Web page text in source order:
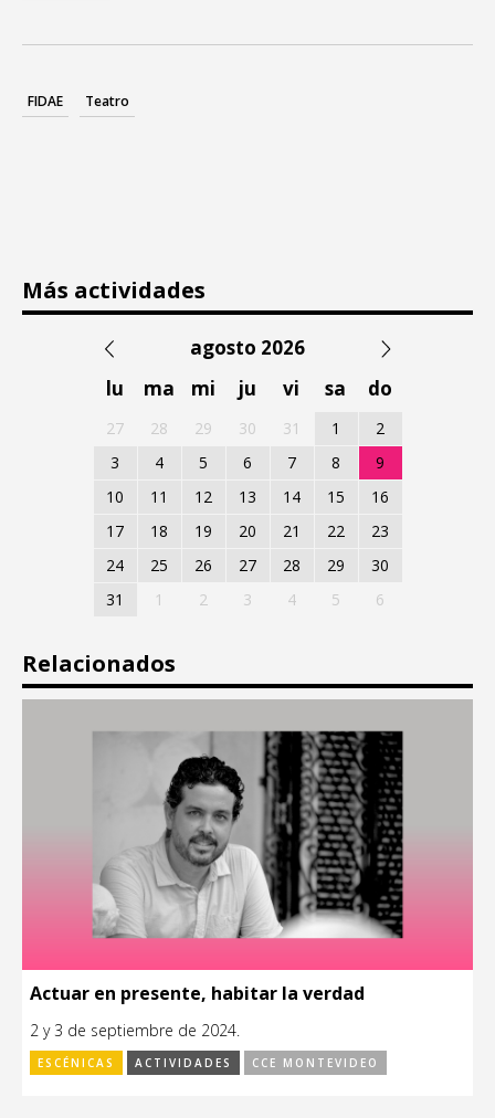
FIDAE Teatro
Más actividades
agosto 2026
lu
ma mi ju vi sa do
27 28 29 30 31 1
2
3
4 5 6 7 8
9
10
11 12 13 14 15
16
17
18 19 20 21 22
23
24
25 26 27 28 29
30
31
1 2 3 4 5 6
Relacionados
Actuar en presente, habitar la verdad
2 y 3 de septiembre de 2024.
ESCÉNICAS ACTIVIDADES CCE MONTEVIDEO